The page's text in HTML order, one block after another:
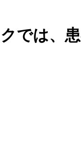
では、